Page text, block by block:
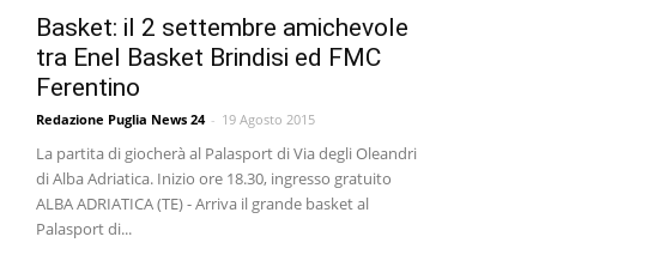
Basket: il 2 settembre amichevole
tra Enel Basket Brindisi ed FMC
Ferentino
Redazione Puglia News 24 - 19 Agosto 2015
La partita di giocherà al Palasport di Via degli Oleandri
di Alba Adriatica. Inizio ore 18.30, ingresso gratuito
ALBA ADRIATICA (TE) - Arriva il grande basket al
Palasport di...